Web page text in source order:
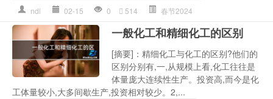
ndl 02-15 0 514 春节2024
一般化工和精细化工的区别
[摘要]：精细化工与化工的区别?他们的
区别分别有,一,从规模上看,化工往往是
体量庞大连续性生产。投资高,而今是化
工体量较小,大多间歇生产,投资相对较少。2,...